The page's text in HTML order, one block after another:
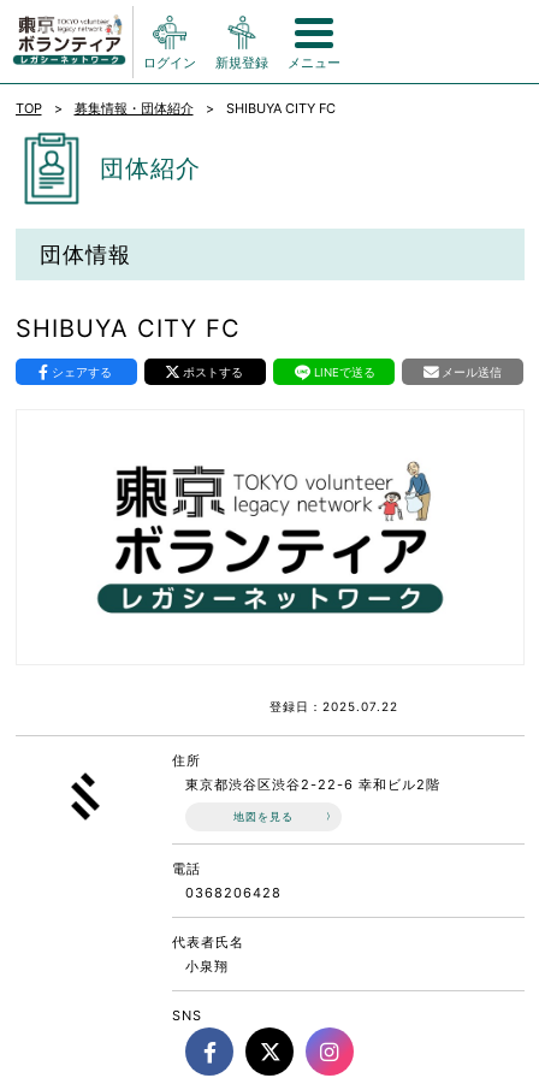
ログイン 新規登録 メニュー
TOP 募集情報・団体紹介 SHIBUYA CITY FC
団体紹介
団体情報
SHIBUYA CITY FC
シェアする ポストする LINEで送る メール送信
登録日：2025.07.22
住所
東京都渋谷区渋谷2-22-6 幸和ビル2階
地図を見る
電話
0368206428
代表者氏名
小泉翔
SNS